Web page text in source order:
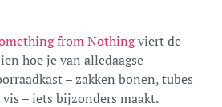
from Nothingviert de
hoe je van alledaagse
– zakken bonen, tubes
– iets bijzonders maakt.